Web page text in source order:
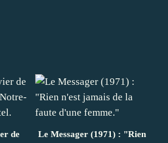
de
Le Messager (1971) : "Rien